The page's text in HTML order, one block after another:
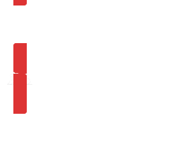
戻る